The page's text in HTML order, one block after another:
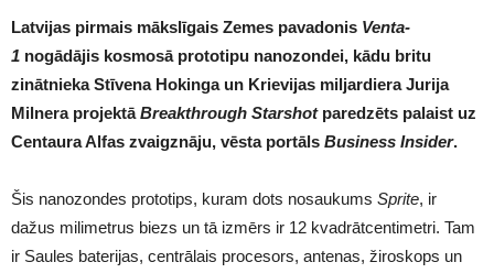
Latvijas pirmais mākslīgais Zemes pavadonis Venta-
1 nogādājis kosmosā prototipu nanozondei, kādu britu
zinātnieka Stīvena Hokinga un Krievijas miljardiera Jurija
Milnera projektāBreakthrough Starshotparedzēts palaist uz
Centaura Alfas zvaigznāju, vēsta portāls Business Insider.
Šis nanozondes prototips, kuram dots nosaukums Sprite, ir
dažus milimetrus biezs un tā izmērs ir 12 kvadrātcentimetri. Tam
ir Saules baterijas, centrālais procesors, antenas, žiroskops un